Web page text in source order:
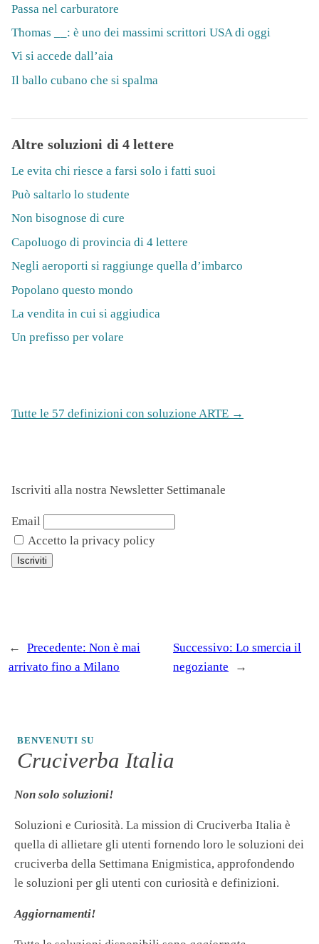
Passa nel carburatore
Thomas __: è uno dei massimi scrittori USA di oggi
Vi si accede dall’aia
Il ballo cubano che si spalma
Altre soluzioni di 4 lettere
Le evita chi riesce a farsi solo i fatti suoi
Può saltarlo lo studente
Non bisognose di cure
Capoluogo di provincia di 4 lettere
Negli aeroporti si raggiunge quella d’imbarco
Popolano questo mondo
La vendita in cui si aggiudica
Un prefisso per volare
Tutte le 57 definizioni con soluzione ARTE →
Iscriviti alla nostra Newsletter Settimanale
Email
Accetto la privacy policy
← Precedente: Non è mai
arrivato fino a Milano
Successivo: Lo smercia il
negoziante
→
BENVENUTI SU
Cruciverba Italia
Non solo soluzioni!
Soluzioni e Curiosità. La mission di Cruciverba Italia è
quella di allietare gli utenti fornendo loro le soluzioni dei
cruciverba della Settimana Enigmistica, approfondendo
le soluzioni per gli utenti con curiosità e definizioni.
Aggiornamenti!